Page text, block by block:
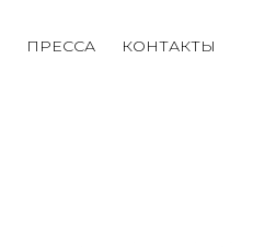
ПРЕССА КОНТАКТЫ